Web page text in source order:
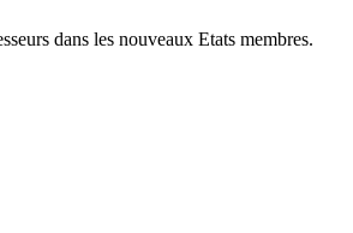
dans les nouveaux Etats membres.